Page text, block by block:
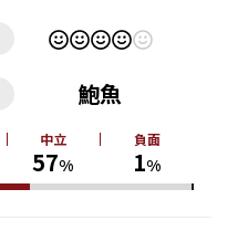
中立
57%
負面
1%
鮑魚